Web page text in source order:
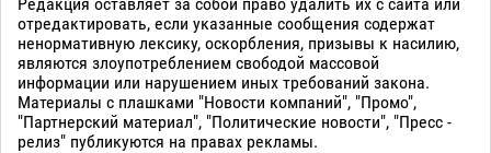
Редакция оставляет за собой право удалить их с сайта или
отредактировать, если указанные сообщения содержат
ненормативную лексику, оскорбления, призывы к насилию,
являются злоупотреблением свободой массовой
информации или нарушением иных требований закона.
Материалы с плашками "Новости компаний", "Промо",
"Партнерский материал", "Политические новости", "Пресс -
релиз" публикуются на правах рекламы.